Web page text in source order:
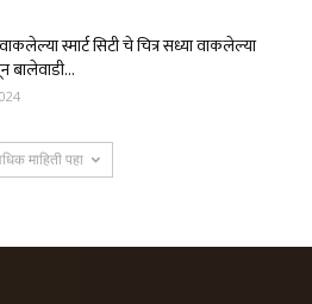
वाकलेल्या स्मार्ट सिटी चे चित्र सध्या वाकलेल्या
बालेवाडी...
माहिती पहा